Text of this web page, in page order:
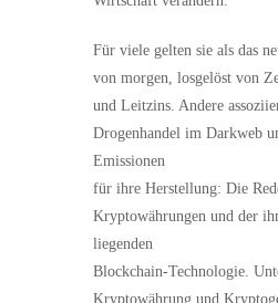
Für viele gelten sie als das
von morgen, losgelöst von
und Leitzins. Andere
Drogenhandel im Darkweb
Emissionen
für ihre Herstellung: Die
Kryptowährungen und der
liegenden
Blockchain-Technologie.
Kryptowährung und